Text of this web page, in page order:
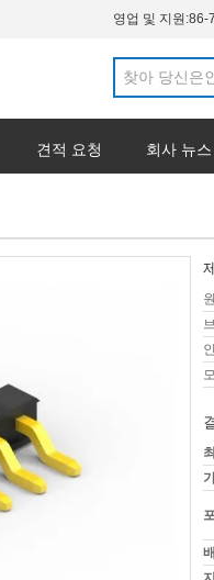
영업 및 지원:86-
견적 요청 회사 뉴스